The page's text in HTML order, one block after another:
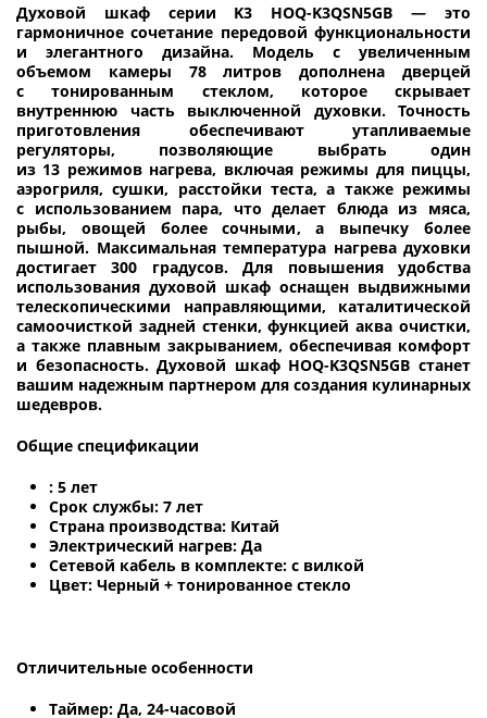
Духовой шкаф серии K3 HOQ-K3QSN5GB — это
гармоничное сочетание передовой функциональности
и элегантного дизайна. Модель с увеличенным
объемом камеры 78 литров дополнена дверцей
с тонированным стеклом, которое скрывает
внутреннюю часть выключенной духовки. Точность
приготовления обеспечивают утапливаемые
регуляторы, позволяющие выбрать один
из 13 режимов нагрева, включая режимы для пиццы,
аэрогриля, сушки, расстойки теста, а также режимы
с использованием пара, что делает блюда из мяса,
рыбы, овощей более сочными, а выпечку более
пышной. Максимальная температура нагрева духовки
достигает 300 градусов. Для повышения удобства
использования духовой шкаф оснащен выдвижными
телескопическими направляющими, каталитической
самоочисткой задней стенки, функцией аква очистки,
а также плавным закрыванием, обеспечивая комфорт
и безопасность. Духовой шкаф HOQ-K3QSN5GB станет
вашим надежным партнером для создания кулинарных
шедевров.
Общие спецификации
: 5 лет
Срок службы: 7 лет
Страна производства: Китай
Электрический нагрев: Да
Сетевой кабель в комплекте: с вилкой
Цвет: Черный + тонированное стекло
Отличительные особенности
Таймер: Да, 24-часовой